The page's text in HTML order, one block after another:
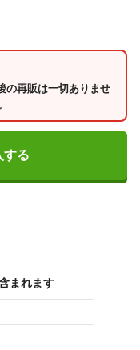
の再販は一切ありませ
する
まれます